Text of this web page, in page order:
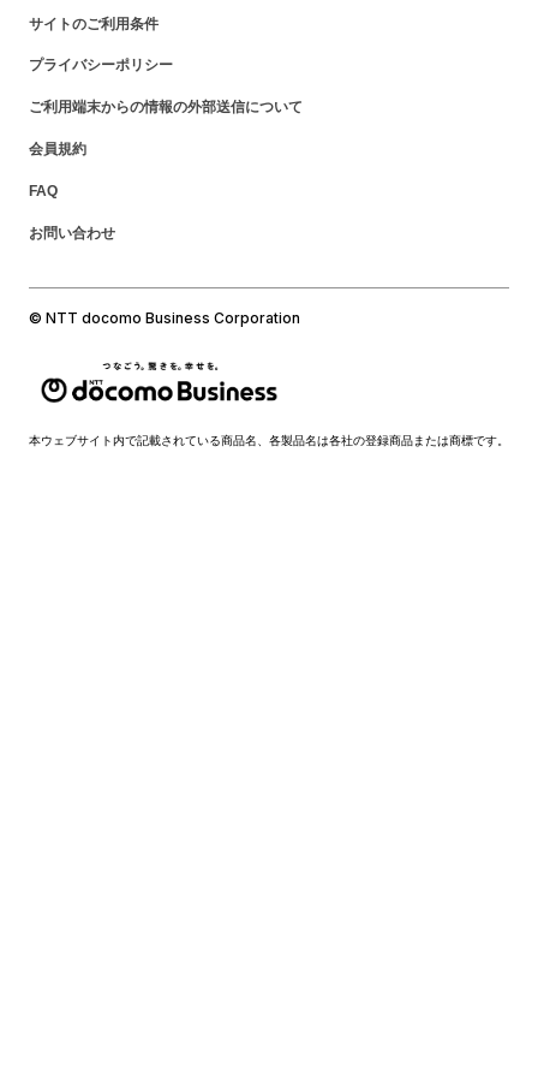
サイトのご利用条件
プライバシーポリシー
ご利用端末からの情報の外部送信について
会員規約
FAQ
お問い合わせ
© NTT docomo Business Corporation
本ウェブサイト内で記載されている商品名、各製品名は各社の登録商品または商標です。